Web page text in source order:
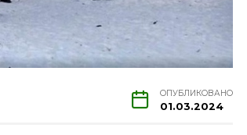
ОПУБЛИКОВАНО
01.03.2024